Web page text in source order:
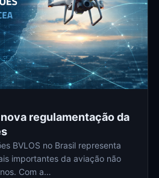
regulamentação da
BVLOS no Brasil representa
importantes da aviação não
Com a…